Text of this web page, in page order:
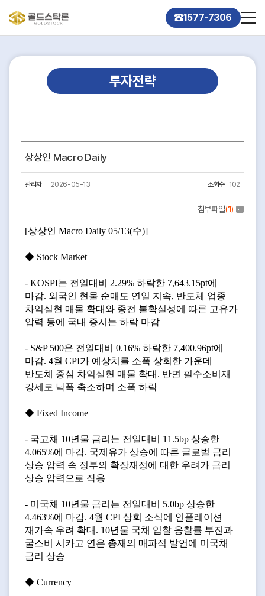
1577-7306
투자전략
상상인 Macro Daily
관리자 2026-05-13 조회수 102
첨부파일(1)
[상상인 Macro Daily 05/13(수)]
◆ Stock Market
- KOSPI는 전일대비 2.29% 하락한 7,643.15pt에
마감. 외국인 현물 순매도 연일 지속, 반도체 업종
차익실현 매물 확대와 종전 불확실성에 따른 고유가
압력 등에 국내 증시는 하락 마감
- S&P 500은 전일대비 0.16% 하락한 7,400.96pt에
마감. 4월 CPI가 예상치를 소폭 상회한 가운데
반도체 중심 차익실현 매물 확대. 반면 필수소비재
강세로 낙폭 축소하며 소폭 하락
◆ Fixed Income
- 국고채 10년물 금리는 전일대비 11.5bp 상승한
4.065%에 마감. 국제유가 상승에 따른 글로벌 금리
상승 압력 속 정부의 확장재정에 대한 우려가 금리
상승 압력으로 작용
- 미국채 10년물 금리는 전일대비 5.0bp 상승한
4.463%에 마감. 4월 CPI 상회 소식에 인플레이션
재가속 우려 확대. 10년물 국채 입찰 응찰률 부진과
굴스비 시카고 연은 총재의 매파적 발언에 미국채
금리 상승
◆ Currency